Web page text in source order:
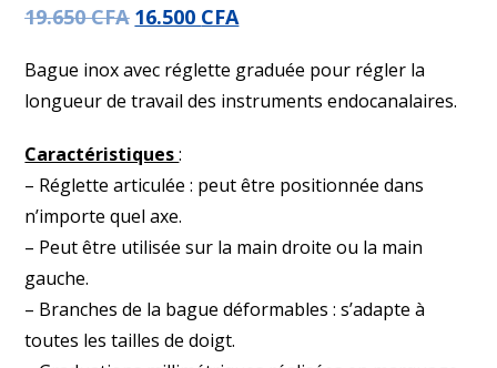
19.650CFA 16.500 CFA
Bague inox avec réglette graduée pour régler la
longueur de travail des instruments endocanalaires.
Caractéristiques:
– Réglette articulée : peut être positionnée dans
n’importe quel axe.
– Peut être utilisée sur la main droite ou la main
gauche.
– Branches de la bague déformables : s’adapte à
toutes les tailles de doigt.